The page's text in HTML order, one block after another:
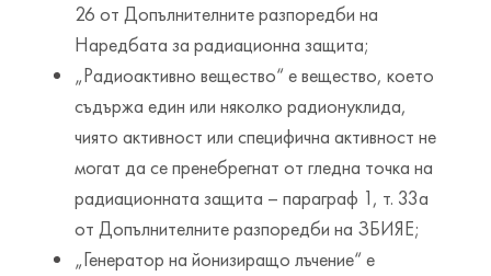
26 от Допълнителните разпоредби на
Наредбата за радиационна защита;
„Радиоактивно вещество“ е вещество, което
съдържа един или няколко радионуклида,
чиято активност или специфична активност не
могат да се пренебрегнат от гледна точка на
радиационната защита – параграф 1, т. 33а
от Допълнителните разпоредби на ЗБИЯЕ;
„Генератор на йонизиращо лъчение“ е